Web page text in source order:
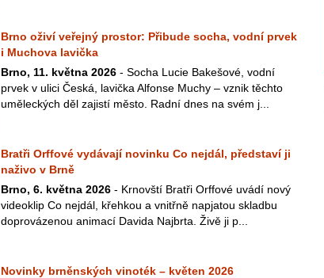
Brno oživí veřejný prostor: Přibude socha, vodní prvek
i Muchova lavička
Brno, 11. května 2026 - Socha Lucie Bakešové, vodní
prvek v ulici Česká, lavička Alfonse Muchy – vznik těchto
uměleckých děl zajistí město. Radní dnes na svém j...
Bratři Orffové vydávají novinku Co nejdál, představí ji
naživo v Brně
Brno, 6. května 2026 - Krnovští Bratři Orffové uvádí nový
videoklip Co nejdál, křehkou a vnitřně napjatou skladbu
doprovázenou animací Davida Najbrta. Živě ji p...
Novinky brněnských vinoték – květen 2026